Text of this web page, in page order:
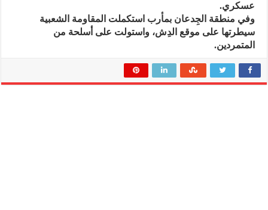
عسكري.
وفي منطقة الجِدعان بمأرب استكملت المقاومة الشعبية
سيطرتها على موقع الدِش، واستولت على أسلحة من
المتمردين.